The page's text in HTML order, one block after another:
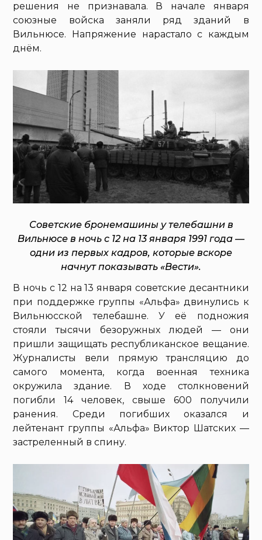
решения не признавала. В начале января
союзные войска заняли ряд зданий в
Вильнюсе. Напряжение нарастало с каждым
днём.
Советские бронемашины у телебашни в
Вильнюсе в ночь с 12 на 13 января 1991 года —
одни из первых кадров, которые вскоре
начнут показывать «Вести».
В ночь с 12 на 13 января советские десантники
при поддержке группы «Альфа» двинулись к
Вильнюсской телебашне. У её подножия
стояли тысячи безоружных людей — они
пришли защищать республиканское вещание.
Журналисты вели прямую трансляцию до
самого момента, когда военная техника
окружила здание. В ходе столкновений
погибли 14 человек, свыше 600 получили
ранения. Среди погибших оказался и
лейтенант группы «Альфа» Виктор Шатских —
застреленный в спину.